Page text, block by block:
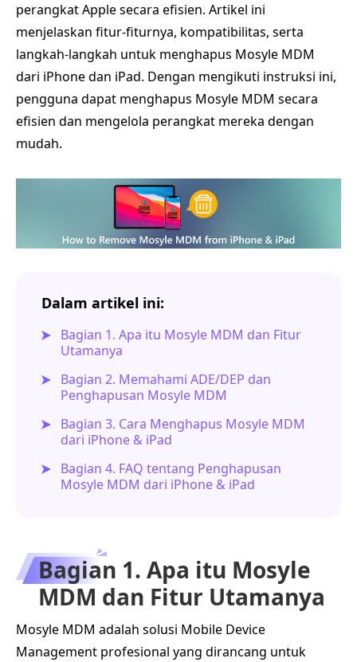
perangkat Apple secara efisien. Artikel ini
menjelaskan fitur-fiturnya, kompatibilitas, serta
langkah-langkah untuk menghapus Mosyle MDM
dari iPhone dan iPad. Dengan mengikuti instruksi ini,
pengguna dapat menghapus Mosyle MDM secara
efisien dan mengelola perangkat mereka dengan
mudah.
Dalam artikel ini:
Bagian 1. Apa itu Mosyle MDM dan Fitur
Utamanya
Bagian 2. Memahami ADE/DEP dan
Penghapusan Mosyle MDM
Bagian 3. Cara Menghapus Mosyle MDM
dari iPhone & iPad
Bagian 4. FAQ tentang Penghapusan
Mosyle MDM dari iPhone & iPad
Bagian 1. Apa itu Mosyle
MDM dan Fitur Utamanya
Mosyle MDM adalah solusi Mobile Device
Management profesional yang dirancang untuk